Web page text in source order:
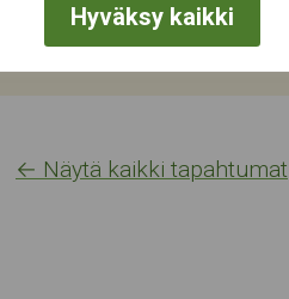
Hyväksy kaikki
← Näytä kaikki tapahtumat